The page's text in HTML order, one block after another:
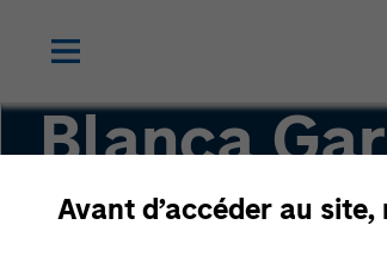
Avant d’accéder au
Blanca
Executive Director